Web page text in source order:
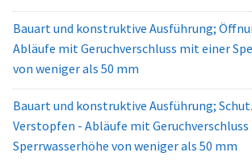
Bauart und konstruktive Ausführung;
Abläufe mit Geruchverschluss mit einer
von weniger als 50 mm
Bauart und konstruktive Ausführung;
Verstopfen - Abläufe mit
Sperrwasserhöhe von weniger als 50 mm